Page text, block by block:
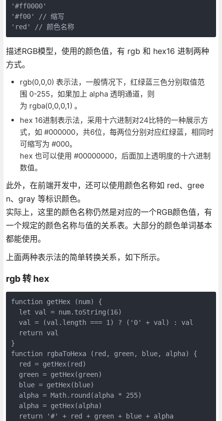
'#ff0000'
'#f00' // 缩写
'red' // 颜色名称
描述RGB模型，使用的颜色值，有 rgb 和 hex16 进制两种
方式。
rgb(0,0,0) 表示法，一般情况下，红绿蓝三色分别取值范
围 0-255，如果加上 alpha 透明通道，则
为 rgba(0,0,0,1) 。
hex 16进制表示法，采用十六进制对24比特的一种展示方
式，如 #000000，共6位，每两位分别对应红绿蓝，相同时
可缩写为 #000。
hex 也可以使用 #00000000，后面加上透明度的十六进制
数值。
此外，在前端开发中，还可以使用颜色名称如 red、gree
n、gray 等标识颜色。
实际上，这里的颜色名称仍然是对应的一个RGB颜色值，有
一个规定的颜色名称与值的关系表。大部分的颜色单词基本
都能使用。
上面两种表示法的简单转换关系，如下所示。
rgb 转 hex
function getHex (num) {
  let val = num.toString(16)
  val = (val.length === 1) ? ('0' + val) : val
  return val
}
function rgbaToHexa (red, green, blue, alpha) {
  red = getHex(red)
  green = getHex(green)
  blue = getHex(blue)
  alpha = Math.round(alpha * 255)
  alpha = getHex(alpha)
  return '#' + red + green + blue + alpha